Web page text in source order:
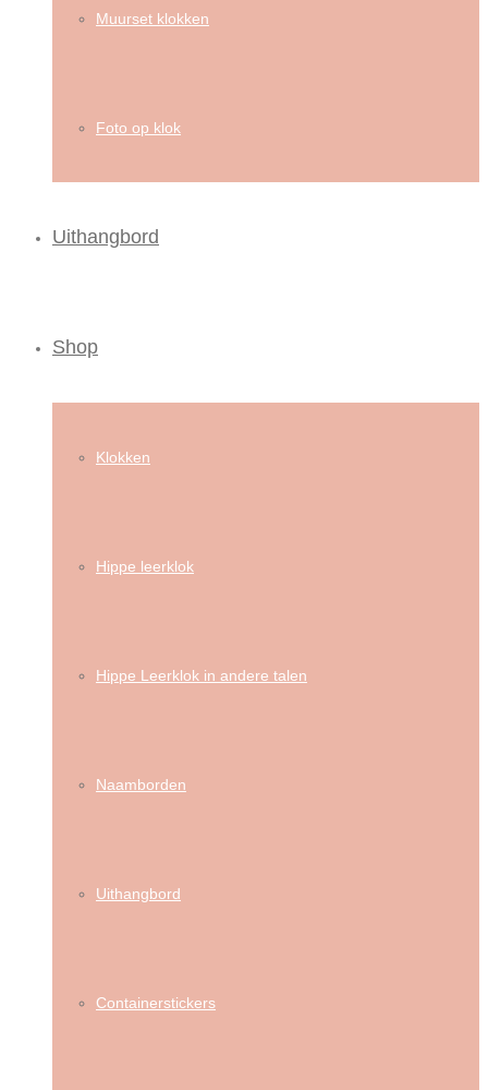
Muurset klokken
Foto op klok
Uithangbord
Shop
Klokken
Hippe leerklok
Hippe Leerklok in andere talen
Naamborden
Uithangbord
Containerstickers